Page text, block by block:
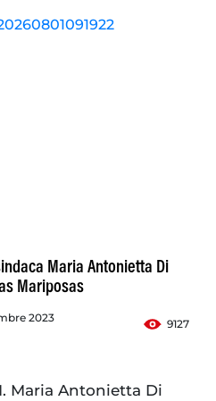
Maria Antonietta Di
Mariposas
2023
9127
Maria Antonietta Di